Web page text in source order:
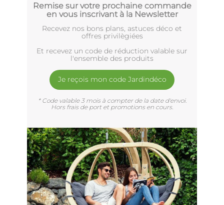
Remise sur votre prochaine commande
en vous inscrivant à la Newsletter
Recevez nos bons plans, astuces déco et
offres privilègiées
Et recevez un code de réduction valable sur
l'ensemble des produits
Je reçois mon code Jardindéco
* Code valable 3 mois à compter de la date d'envoi.
Hors frais de port et promotions en cours.